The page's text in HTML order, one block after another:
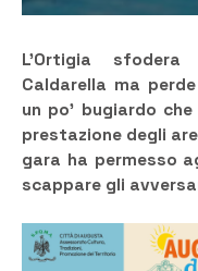
L’Ortigia
Caldarella ma
un po’ bugiardo
prestazione degli
gara ha permesso
scappare gli